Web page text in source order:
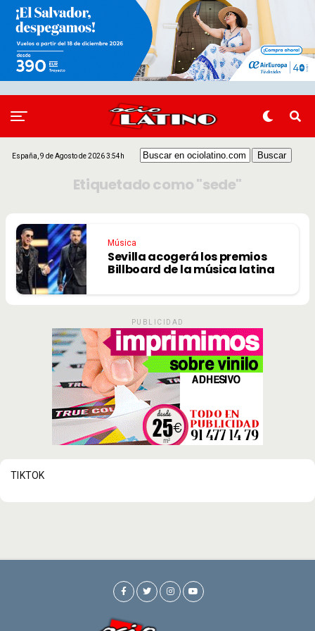
España, 9 de Agosto de 2026 3:54h
Etiquetado como "sede"
Música
Sevilla acogerá los premios
Billboard de la música latina
PUBLICIDAD
TIKTOK